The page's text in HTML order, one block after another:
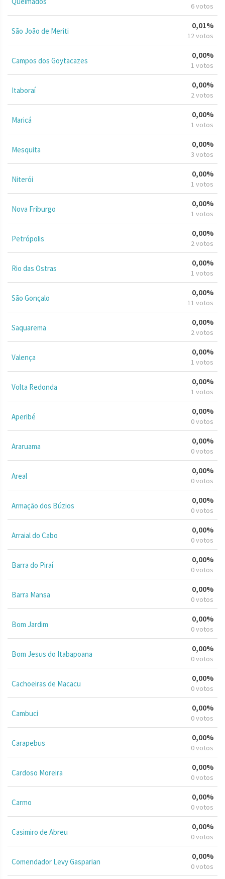
6 votos
São João de Meriti
0,01%
12 votos
Campos dos Goytacazes
0,00%
1 votos
Itaboraí
0,00%
2 votos
Maricá
0,00%
1 votos
Mesquita
0,00%
3 votos
Niterói
0,00%
1 votos
Nova Friburgo
0,00%
1 votos
Petrópolis
0,00%
2 votos
Rio das Ostras
0,00%
1 votos
São Gonçalo
0,00%
11 votos
Saquarema
0,00%
2 votos
Valença
0,00%
1 votos
Volta Redonda
0,00%
1 votos
Aperibé
0,00%
0 votos
Araruama
0,00%
0 votos
Areal
0,00%
0 votos
Armação dos Búzios
0,00%
0 votos
Arraial do Cabo
0,00%
0 votos
Barra do Piraí
0,00%
0 votos
Barra Mansa
0,00%
0 votos
Bom Jardim
0,00%
0 votos
Bom Jesus do Itabapoana
0,00%
0 votos
Cachoeiras de Macacu
0,00%
0 votos
Cambuci
0,00%
0 votos
Carapebus
0,00%
0 votos
Cardoso Moreira
0,00%
0 votos
Carmo
0,00%
0 votos
Casimiro de Abreu
0,00%
0 votos
Comendador Levy Gasparian
0,00%
0 votos